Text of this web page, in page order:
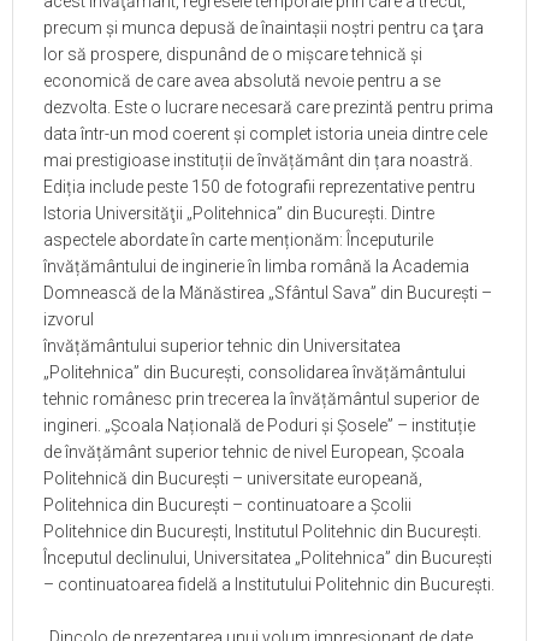
precum şi munca depusă de înaintaşii noştri pentru ca ţara
lor să prospere, dispunând de o mişcare tehnică şi
economică de care avea absolută nevoie pentru a se
dezvolta. Este o lucrare necesară care prezintă pentru prima
data într-un mod coerent și complet istoria uneia dintre cele
mai prestigioase instituții de învățământ din țara noastră.
Ediția include peste 150 de fotografii reprezentative pentru
Istoria Universităţii „Politehnica” din Bucureşti. Dintre
aspectele abordate în carte menționăm: Începuturile
învățământului de inginerie în limba română la Academia
Domnească de la Mănăstirea „Sfântul Sava” din București –
izvorul
învățământului superior tehnic din Universitatea
„Politehnica” din București, consolidarea învățământului
tehnic românesc prin trecerea la învățământul superior de
ingineri. „Școala Națională de Poduri și Șosele” – instituție
de învățământ superior tehnic de nivel European, Școala
Politehnică din București – universitate europeană,
Politehnica din București – continuatoare a Școlii
Politehnice din București, Institutul Politehnic din Bucureşti.
Începutul declinului, Universitatea „Politehnica” din Bucureşti
– continuatoarea fidelă a Institutului Politehnic din Bucureşti.